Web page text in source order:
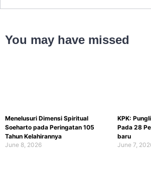
You may have missed
Menelusuri Dimensi Spiritual
Soeharto pada Peringatan 105
Tahun Kelahirannya
June 8, 2026
KPK:
Pada 28
baru
June 7,